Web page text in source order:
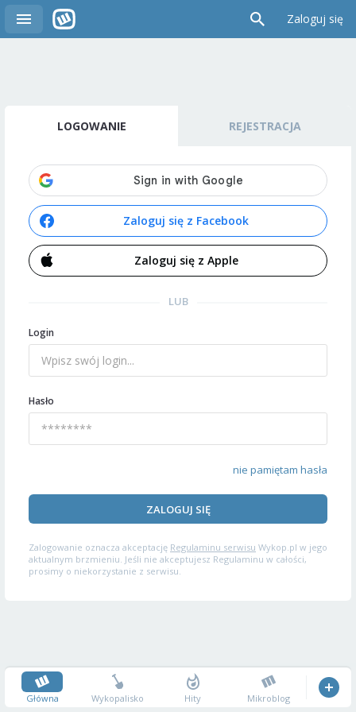
Zaloguj się
LOGOWANIE REJESTRACJA
Zaloguj się z Facebook
Zaloguj się z Apple
LUB
Login
Hasło
nie pamiętam hasła
ZALOGUJ SIĘ
Zalogowanie oznacza akceptację Regulaminu serwisu Wykop.pl w jego
aktualnym brzmieniu. Jeśli nie akceptujesz Regulaminu w całości,
prosimy o niekorzystanie z serwisu.
Główna Wykopalisko Hity Mikroblog